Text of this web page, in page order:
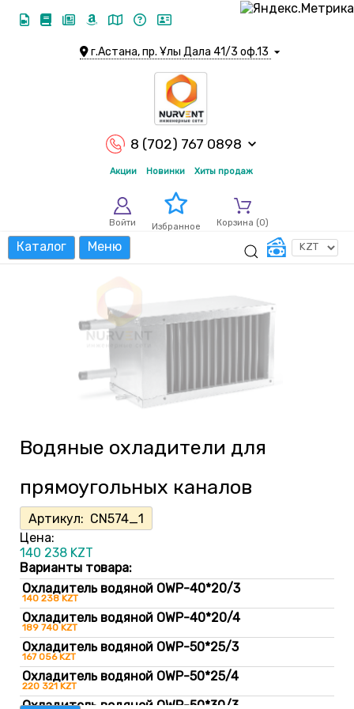
г.Астана, пр. Ұлы Дала 41/3 оф.13
8 (702) 767 0898
Акции Новинки Хиты продаж
Войти Избранное Корзина (0)
Каталог Меню
Водяные охладители для
прямоугольных каналов
Артикул: CN574_1
Цена:
140 238 KZT
Варианты товара:
Охладитель водяной OWP-40*20/3
140 238 KZT
Охладитель водяной OWP-40*20/4
189 740 KZT
Охладитель водяной OWP-50*25/3
167 056 KZT
Охладитель водяной OWP-50*25/4
220 321 KZT
Охладитель водяной OWP-50*30/3